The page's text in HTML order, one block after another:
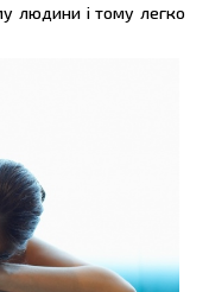
людини і тому легко